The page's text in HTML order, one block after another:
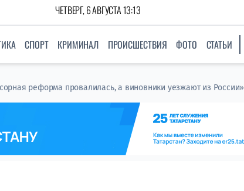
ЧЕТВЕРГ, 6 АВГУСТА 13:13
СПОРТ КРИМИНАЛ ПРОИСШЕСТВИЯ ФОТО СТАТЬИ
реформа провалилась, а виновники уезжают из России»